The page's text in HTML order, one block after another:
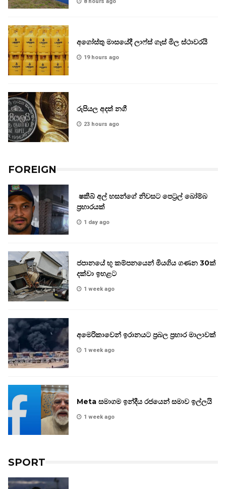
8 hours ago
අගෝස්තු මාසයේදී ලාෆ්ස් ගෑස් මිල ස්ථාවරයි
19 hours ago
රුපියල අදත් නගී
23 hours ago
FOREIGN
ෂකීබ් අල් හසන්ගේ නිවසට පෙට්‍රල් බෝම්බ
ප්‍රහාරයක්
1 day ago
ජපානයේ භූ කම්පනයෙන් මියගිය ගණන 30ක්
දක්වා ඉහළට
1 week ago
අමෙරිකාවෙන් ඉරානයට ප්‍රබල ප්‍රහාර මාලාවක්
1 week ago
Meta සමාගම ඉන්දීය රජයෙන් සමාව ඉල්ලයි
1 week ago
SPORT